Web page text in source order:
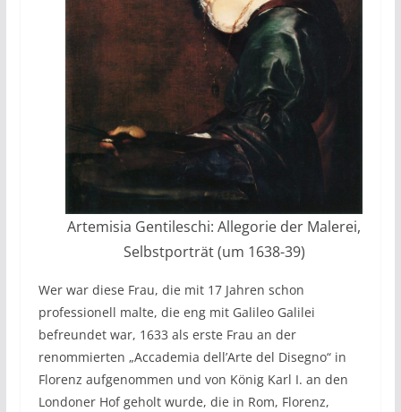
Artemisia Gentileschi: Allegorie der Malerei,
Selbstporträt (um 1638-39)
Wer war diese Frau, die mit 17 Jahren schon
professionell malte, die eng mit Galileo Galilei
befreundet war, 1633 als erste Frau an der
renommierten „Accademia dell’Arte del Disegno“ in
Florenz aufgenommen und von König Karl I. an den
Londoner Hof geholt wurde, die in Rom, Florenz,